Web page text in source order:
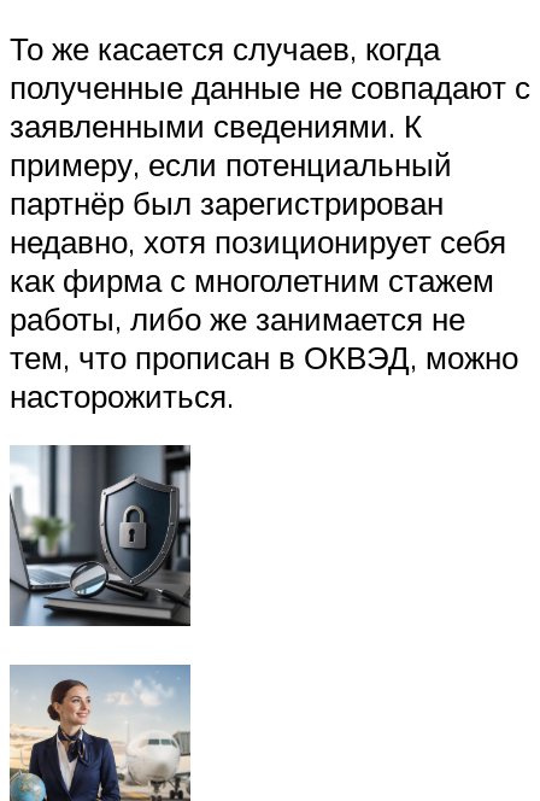
То же касается случаев, когда
полученные данные не совпадают с
заявленными сведениями. К
примеру, если потенциальный
партнёр был зарегистрирован
недавно, хотя позиционирует себя
как фирма с многолетним стажем
работы, либо же занимается не
тем, что прописан в ОКВЭД, можно
насторожиться.